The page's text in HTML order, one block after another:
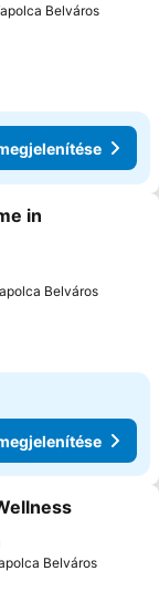
Belváros
kedvencekhez
in
Belváros
kedvencekhez
Belváros